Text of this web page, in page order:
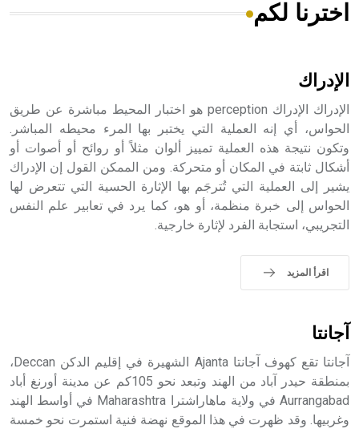
هل تعلم أن الأبسيد كلمة فرنسية اللفظ تم اعتمادها مصطلحاً
- هل تعلم أن أبجر Abgar اسم معروف جيداً يعود إلى عدد من
الملوك الذين حكموا مدينة إديسا (الرها) من أبجر الأول وحتى
التاسع، وهم ينتسبون إلى أسرة أوسروين
اخترنا لكم
الإدراك
الإدراك الإدراك perception هو اختبار المحيط مباشرة عن طريق
الحواس، أي إنه العملية التي يختبر بها المرء محيطه المباشر.
وتكون نتيجة هذه العملية تمييز ألوان مثلاً أو روائح أو أصوات أو
أشكال ثابتة في المكان أو متحركة. ومن الممكن القول إن الإدراك
يشير إلى العملية التي تُترجَم بها الإثارة الحسية التي تتعرض لها
الحواس إلى خبرة منظمة، أو هو، كما يرد في تعابير علم النفس
التجريبي، استجابة الفرد لإثارة خارجية.
اقرأ المزيد
آجانتا
آجانتا تقع كهوف آجانتا Ajanta الشهيرة في إقليم الدكن Deccan،
بمنطقة حيدر آباد من الهند وتبعد نحو 105كم عن مدينة أورنغ أباد
Aurrangabad في ولاية ماهاراشترا Maharashtra في أواسط الهند
وغربيها. وقد ظهرت في هذا الموقع نهضة فنية استمرت نحو خمسة